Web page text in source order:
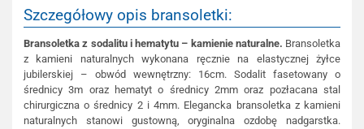
Szczegółowy opis bransoletki:
Bransoletka z sodalitu i hematytu – kamienie naturalne. Bransoletka
z kamieni naturalnych wykonana ręcznie na elastycznej żyłce
jubilerskiej – obwód wewnętrzny: 16cm. Sodalit fasetowany o
średnicy 3m oraz hematyt o średnicy 2mm oraz pozłacana stal
chirurgiczna o średnicy 2 i 4mm. Elegancka bransoletka z kamieni
naturalnych stanowi gustowną, oryginalna ozdobę nadgarstka.